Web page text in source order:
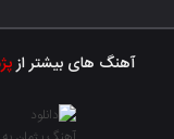
آهنگ های بیشتر از